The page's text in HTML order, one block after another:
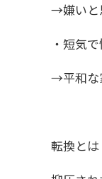
→嫌いと
・短気
→平和な
転換とは